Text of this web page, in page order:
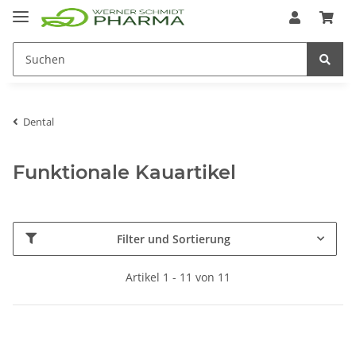
Dental
Funktionale Kauartikel
Filter und Sortierung
Artikel 1 - 11 von 11